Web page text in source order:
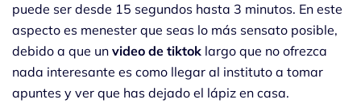
puede ser desde 15 segundos hasta 3 minutos. En este
aspecto es menester que seas lo más sensato posible,
debido a que un video de tiktok largo que no ofrezca
nada interesante es como llegar al instituto a tomar
apuntes y ver que has dejado el lápiz en casa.